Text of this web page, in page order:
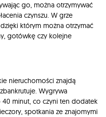
go, można otrzymywać
czynszu. W grze
którym można otrzymać
gotówkę czy kolejne
nieruchomości znajdą
Wygrywa
40 minut, co czyni ten dodatek
spotkania ze znajomymi